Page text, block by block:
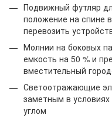
Подвижный футляр
положение на спине
перевозить
Молнии на боковых
емкость на 50 % и
вместительный
Светоотражающие
заметным в
углом